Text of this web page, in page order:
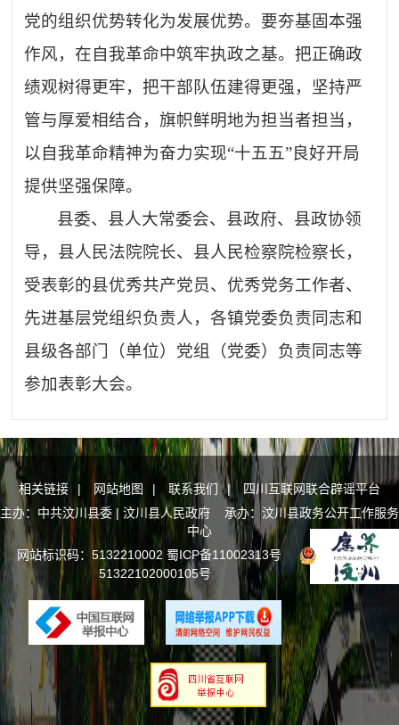
党的组织优势转化为发展优势。要夯基固本强
作风，在自我革命中筑牢执政之基。把正确政
绩观树得更牢，把干部队伍建得更强，坚持严
管与厚爱相结合，旗帜鲜明地为担当者担当，
以自我革命精神为奋力实现“十五五”良好开局
提供坚强保障。
县委、县人大常委会、县政府、县政协领
导，县人民法院院长、县人民检察院检察长，
受表彰的县优秀共产党员、优秀党务工作者、
先进基层党组织负责人，各镇党委负责同志和
县级各部门（单位）党组（党委）负责同志等
参加表彰大会。
相关链接 | 网站地图 | 联系我们 |
四川互联网联合辟谣平台
主办：中共汶川县委 | 汶川县人民政府 承办：汶川县政务公开工作服务
中心
网站标识码：5132210002 蜀ICP备11002313号
川公网安备
51322102000105号